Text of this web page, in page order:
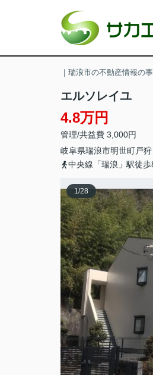
｜瑞浪市の不動産情報の
エルソレイユ
4.8万円
管理/共益費 3,000円
岐阜県瑞浪市明世町戸狩
中央線「瑞浪」駅徒歩
1/28